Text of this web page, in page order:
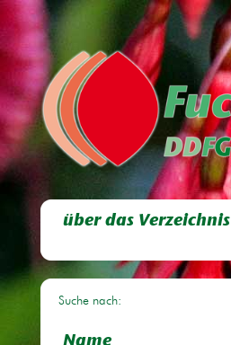
über das Verzeichnis
Suche nach: